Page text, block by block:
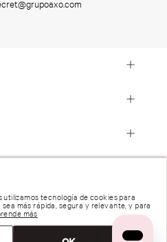
tecnología de cookies para
más rápida, segura y relevante, y para
más
|